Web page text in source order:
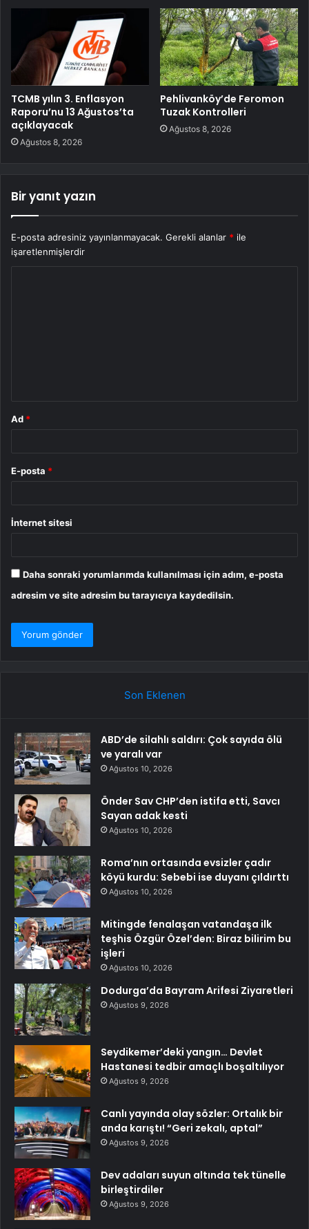
TCMB yılın 3. Enflasyon
Raporu’nu 13 Ağustos’ta
açıklayacak
Ağustos 8, 2026
Pehlivanköy’de Feromon
Tuzak Kontrolleri
Ağustos 8, 2026
Bir yanıt yazın
E-posta adresiniz yayınlanmayacak. Gerekli alanlar * ile
işaretlenmişlerdir
Ad *
E-posta *
İnternet sitesi
Daha sonraki yorumlarımda kullanılması için adım, e-posta
adresim ve site adresim bu tarayıcıya kaydedilsin.
Son Eklenen
ABD’de silahlı saldırı: Çok sayıda ölü
ve yaralı var
Ağustos 10, 2026
Önder Sav CHP’den istifa etti, Savcı
Sayan adak kesti
Ağustos 10, 2026
Roma’nın ortasında evsizler çadır
köyü kurdu: Sebebi ise duyanı çıldırttı
Ağustos 10, 2026
Mitingde fenalaşan vatandaşa ilk
teşhis Özgür Özel’den: Biraz bilirim bu
işleri
Ağustos 10, 2026
Dodurga’da Bayram Arifesi Ziyaretleri
Ağustos 9, 2026
Seydikemer’deki yangın… Devlet
Hastanesi tedbir amaçlı boşaltılıyor
Ağustos 9, 2026
Canlı yayında olay sözler: Ortalık bir
anda karıştı! “Geri zekalı, aptal”
Ağustos 9, 2026
Dev adaları suyun altında tek tünelle
birleştirdiler
Ağustos 9, 2026